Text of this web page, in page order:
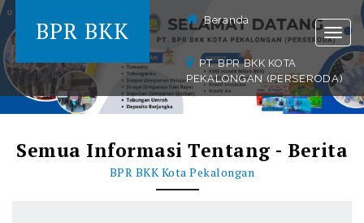
BPR BKK Beranda
PT. BPR BKK KOTA
PEKALONGAN (PERSERODA)
Semua Informasi Tentang - Berita
BPR BKK Kota Pekalongan